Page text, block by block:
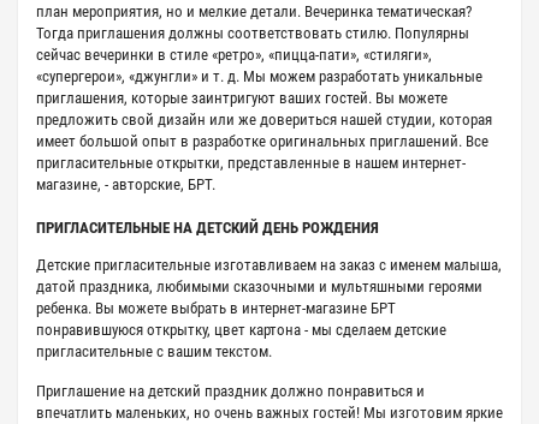
план мероприятия, но и мелкие детали. Вечеринка тематическая?
Тогда приглашения должны соответствовать стилю. Популярны
сейчас вечеринки в стиле «ретро», «пицца-пати», «стиляги»,
«супергерои», «джунгли» и т. д. Мы можем разработать уникальные
приглашения, которые заинтригуют ваших гостей. Вы можете
предложить свой дизайн или же довериться нашей студии, которая
имеет большой опыт в разработке оригинальных приглашений. Все
пригласительные открытки, представленные в нашем интернет-
магазине, - авторские, БРТ.
ПРИГЛАСИТЕЛЬНЫЕ НА ДЕТСКИЙ ДЕНЬ РОЖДЕНИЯ
Детские пригласительные изготавливаем на заказ с именем малыша,
датой праздника, любимыми сказочными и мультяшными героями
ребенка. Вы можете выбрать в интернет-магазине БРТ
понравившуюся открытку, цвет картона - мы сделаем детские
пригласительные с вашим текстом.
Приглашение на детский праздник должно понравиться и
впечатлить маленьких, но очень важных гостей! Мы изготовим яркие